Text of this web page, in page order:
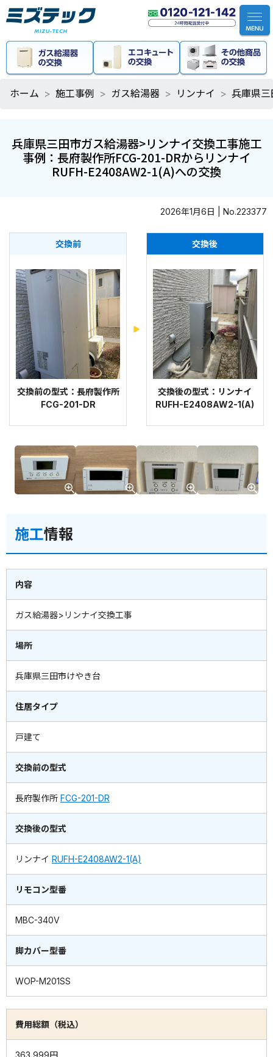
ホーム 施工事例 ガス給湯器 リンナイ 兵庫県
兵庫県三田市ガス給湯器>リンナイ交換工事施工
事例：長府製作所FCG-201-DRからリンナイ
RUFH-E2408AW2-1(A)への交換
2026年1月6日 | No.223377
交換前
交換前の型式：長府製作所
FCG-201-DR
交換後
交換後の型式：リンナイ
RUFH-E2408AW2-1(A)
施工情報
内容
ガス給湯器>リンナイ交換工事
場所
兵庫県三田市けやき台
住居タイプ
戸建て
交換前の型式
長府製作所 FCG-201-DR
交換後の型式
リンナイ RUFH-E2408AW2-1(A)
リモコン型番
MBC-340V
脚カバー型番
WOP-M201SS
費用総額（税込）